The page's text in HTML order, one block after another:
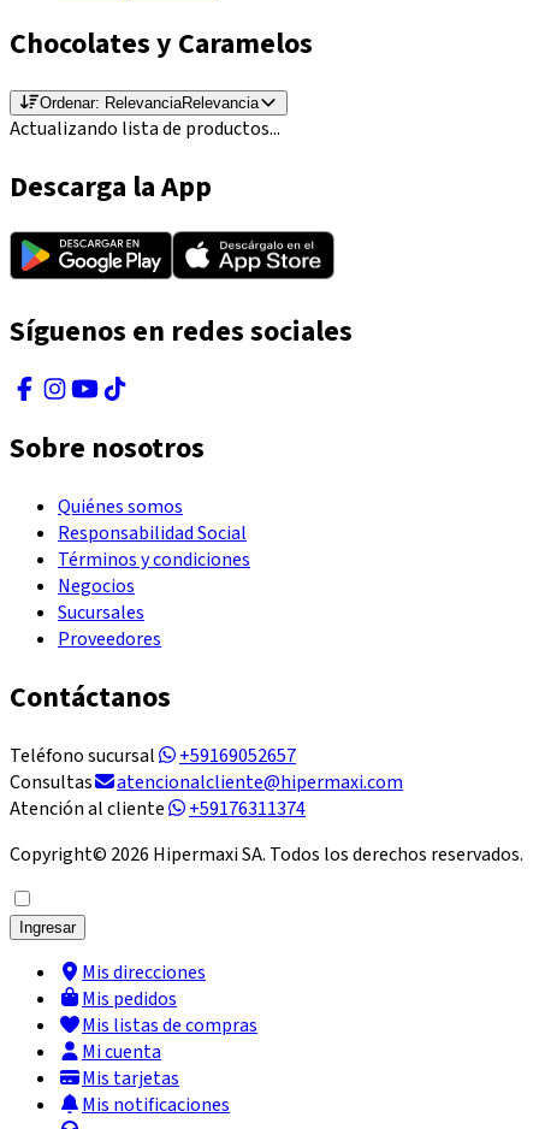
Chocolates y Caramelos
Ordenar: RelevanciaRelevancia
Actualizando lista de productos...
Descarga la App
Síguenos en redes sociales
Sobre nosotros
Quiénes somos
Responsabilidad Social
Términos y condiciones
Negocios
Sucursales
Proveedores
Contáctanos
Teléfono sucursal
+59169052657
Consultas
atencionalcliente@hipermaxi.com
Atención al cliente
+59176311374
Copyright© 2026 Hipermaxi SA. Todos los derechos reservados.
Ingresar
Mis direcciones
Mis pedidos
Mis listas de compras
Mi cuenta
Mis tarjetas
Mis notificaciones